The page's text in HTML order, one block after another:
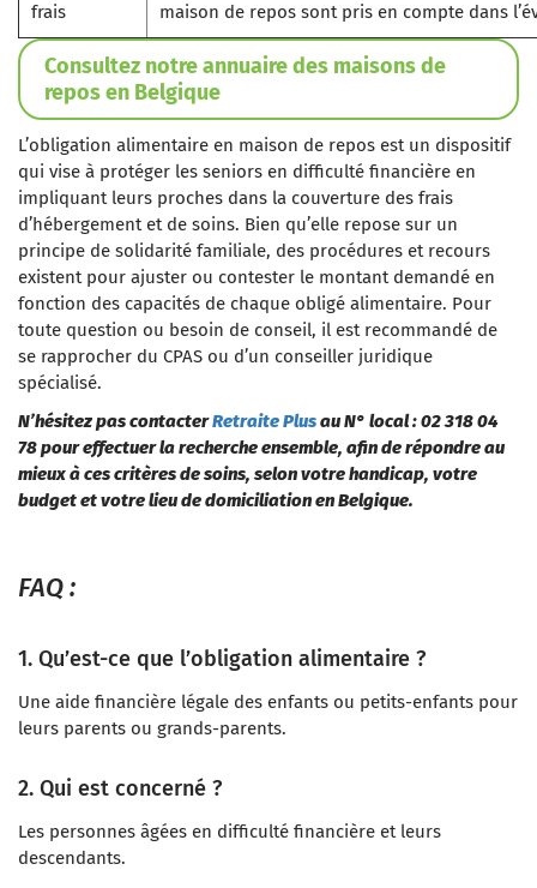
frais
maison de repos sont pris en compte dans
Consultez notre annuaire des maisons de
repos en Belgique
L’obligation alimentaire en maison de repos est un dispositif
qui vise à protéger les seniors en difficulté financière en
impliquant leurs proches dans la couverture des frais
d’hébergement et de soins. Bien qu’elle repose sur un
principe de solidarité familiale, des procédures et recours
existent pour ajuster ou contester le montant demandé en
fonction des capacités de chaque obligé alimentaire. Pour
toute question ou besoin de conseil, il est recommandé de
se rapprocher du CPAS ou d’un conseiller juridique
spécialisé.
N’hésitez pas contacterRetraite Plusau N° local : 02 318 04
78 pour effectuer la recherche ensemble, afin de répondre au
mieux à ces critères de soins, selon votre handicap, votre
budget et votre lieu de domiciliation en Belgique.
FAQ :
1. Qu’est-ce que l’obligation alimentaire ?
Une aide financière légale des enfants ou petits-enfants pour
leurs parents ou grands-parents.
2. Qui est concerné ?
Les personnes âgées en difficulté financière et leurs
descendants.